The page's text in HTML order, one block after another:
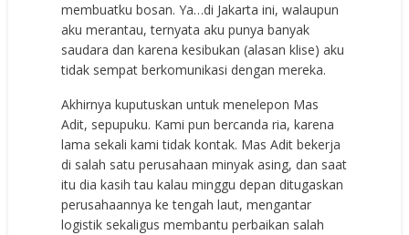
membuatku bosan. Ya…di Jakarta ini, walaupun
aku merantau, ternyata aku punya banyak
saudara dan karena kesibukan (alasan klise) aku
tidak sempat berkomunikasi dengan mereka.
Akhirnya kuputuskan untuk menelepon Mas
Adit, sepupuku. Kami pun bercanda ria, karena
lama sekali kami tidak kontak. Mas Adit bekerja
di salah satu perusahaan minyak asing, dan saat
itu dia kasih tau kalau minggu depan ditugaskan
perusahaannya ke tengah laut, mengantar
logistik sekaligus membantu perbaikan salah